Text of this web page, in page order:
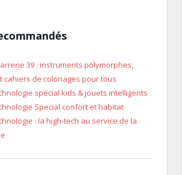
39 : instruments polymorphes,
cahiers de coloriages pour tous
spécial kids & jouets intelligents
Special confort et habitat
: la high-tech au service de la